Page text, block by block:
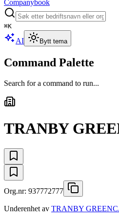
Companybook
⌘K
AI Bytt tema
Command Palette
Search for a command to run...
TRANBY
Org.nr: 937772777
Underenhet av TRANBY